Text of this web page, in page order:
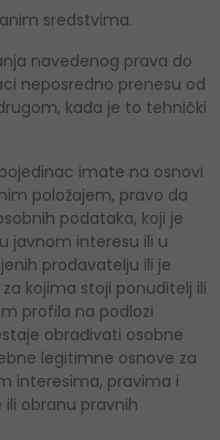
sredstvima.
navedenog prava do
neposredno prenesu od
kada je to tehnički
imate na osnovi
položajem, pravo da
podataka, koji je
javnom interesu ili u
prodavatelju ili je
kojima stoji ponuditelj ili
profila na podlozi
obrađivati osobne
legitimne osnove za
interesima, pravima i
ili obranu pravnih